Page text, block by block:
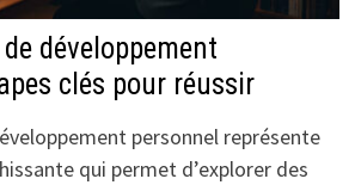
développement
clés pour réussir
personnel représente
qui permet d’explorer des